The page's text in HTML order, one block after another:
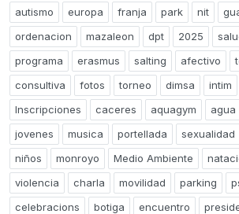
autismo
europa franja park nit
ordenacion
mazaleon dpt 2025
programa
erasmus salting afectivo
consultiva
fotos torneo dimsa intim
Inscripciones
caceres aquagym agua
jovenes
musica portellada sexualidad
niños
monroyo Medio Ambiente
violencia
charla movilidad parking
celebracions
botiga encuentro